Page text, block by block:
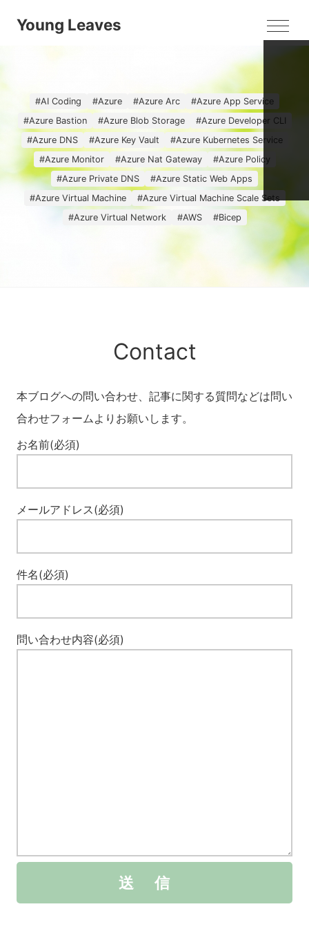
Young Leaves
#AI Coding #Azure #Azure Arc #Azure App Service
#Azure Bastion #Azure Blob Storage #Azure Developer CLI
#Azure DNS #Azure Key Vault #Azure Kubernetes Service
#Azure Monitor #Azure Nat Gateway #Azure Policy
#Azure Private DNS #Azure Static Web Apps
#Azure Virtual Machine #Azure Virtual Machine Scale Sets
#Azure Virtual Network #AWS #Bicep
Contact
本ブログへの問い合わせ、記事に関する質問などは問い
合わせフォームよりお願いします。
お名前(必須)
メールアドレス(必須)
件名(必須)
問い合わせ内容(必須)
送信